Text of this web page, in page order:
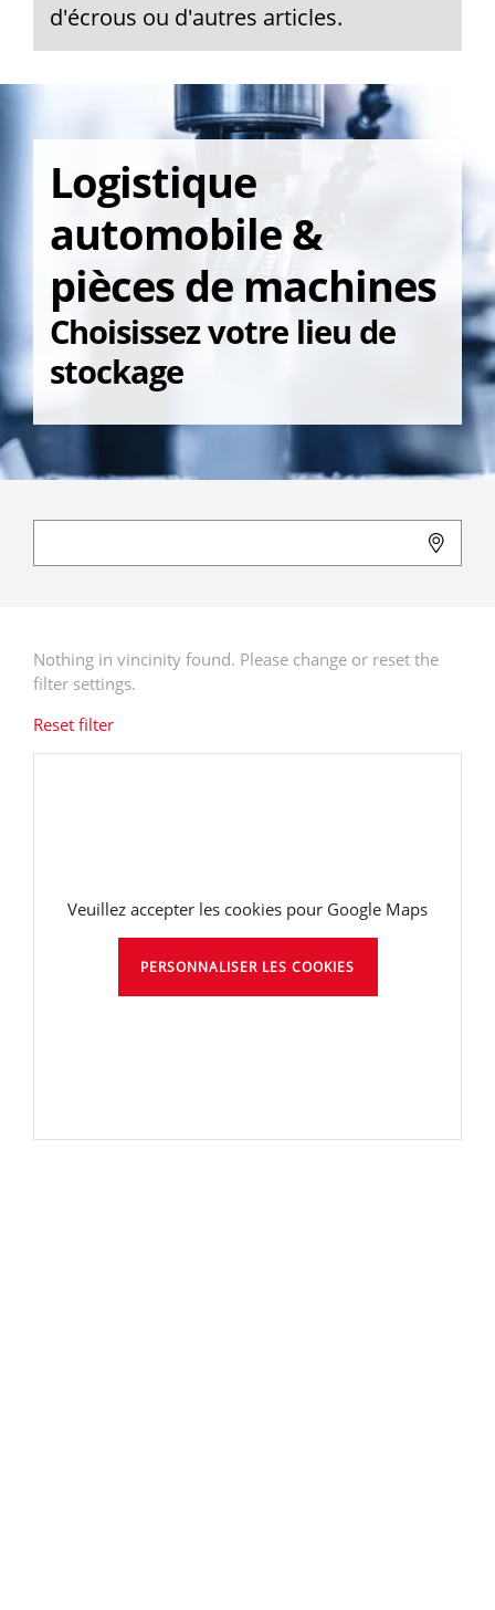
d'écrous ou d'autres articles.
Logistique
automobile &
pièces de machines
Choisissez votre lieu de
stockage
Nothing in vincinity found. Please change or reset the
filter settings.
Reset filter
Veuillez accepter les cookies pour Google Maps
PERSONNALISER LES COOKIES